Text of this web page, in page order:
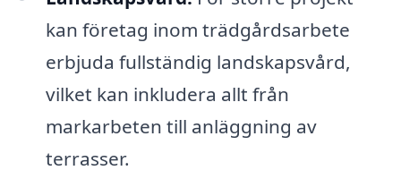
kan företag inom trädgårdsarbete
erbjuda fullständig landskapsvård,
vilket kan inkludera allt från
markarbeten till anläggning av
terrasser.